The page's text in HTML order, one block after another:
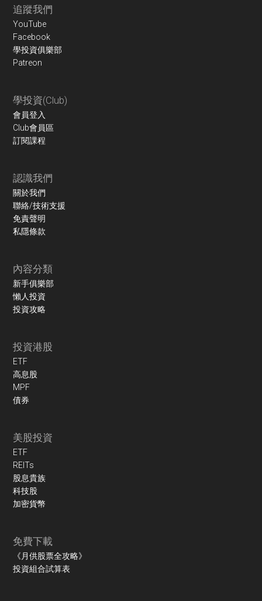
Footer
追蹤我們
YouTube
Facebook
學投資俱樂部
Patreon
學投資(Club)
會員登入
Club會員區
訂閱課程
認識我們
關於我們
聯絡/技術支援
免責聲明
私隱條款
內容分類
新手俱樂部
懶人投資
投資攻略
投資港股
ETF
高息股
MPF
債券
美股投資
ETF
REITs
股息貴族
科技股
加密貨幣
免費下載
《月供股票全攻略》
投資組合試算表